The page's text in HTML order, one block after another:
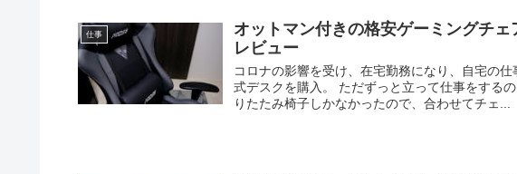
仕事
オットマン付きの格安ゲーミングチェ
レビュー
コロナの影響を受け、在宅勤務になり、自宅の
式デスクを購入。 ただずっと立って仕事をする
りたたみ椅子しかなかったので、合わせてチェ...